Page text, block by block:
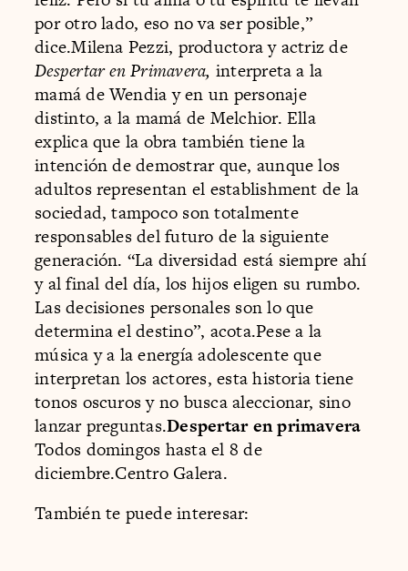
por otro lado, eso no va ser posible,”
dice.Milena Pezzi, productora y actriz de
Despertar en Primavera, interpreta a la
mamá de Wendia y en un personaje
distinto, a la mamá de Melchior. Ella
explica que la obra también tiene la
intención de demostrar que, aunque los
adultos representan el establishment de la
sociedad, tampoco son totalmente
responsables del futuro de la siguiente
generación. “La diversidad está siempre ahí
y al final del día, los hijos eligen su rumbo.
Las decisiones personales son lo que
determina el destino”, acota.Pese a la
música y a la energía adolescente que
interpretan los actores, esta historia tiene
tonos oscuros y no busca aleccionar, sino
lanzar preguntas.Despertar en primavera
Todos domingos hasta el 8 de
diciembre.Centro Galera.
También te puede interesar: